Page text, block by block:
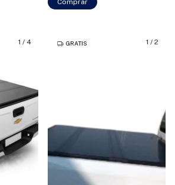
1 / 4 1 / 2
GRATIS